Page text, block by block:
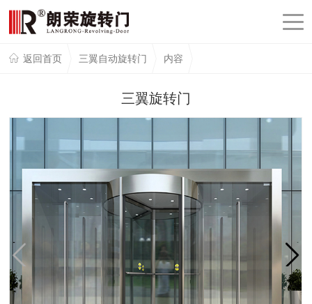
返回首页 三翼自动旋转门 内容
三翼旋转门